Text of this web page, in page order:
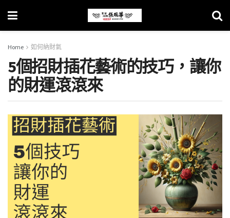
Home 如何納財氣
5個招財插花藝術的技巧，讓你
的財運滾滾來